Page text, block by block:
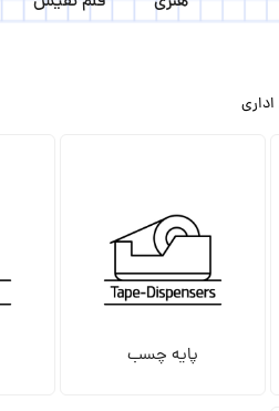
پایه چسب